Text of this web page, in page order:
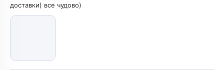
доставки) все чудово)